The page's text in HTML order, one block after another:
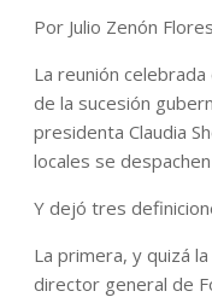
Por Julio Zenón Flores
La reunión
de la sucesión
presidenta Claudia
locales se
Y dejó tres
La primera, y quizá
director general de